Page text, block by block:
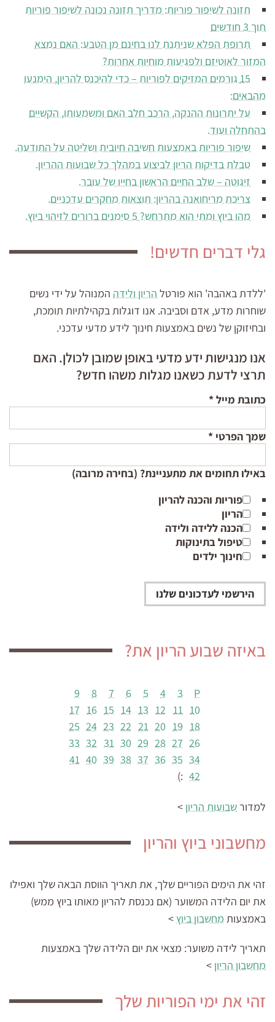
תזונה לשיפור פוריות: מדריך תזונה נכונה לשיפור פוריות
תוך 3 חודשים
תרופת הפלא שניתנת לנו בחינם מן הטבע: האם נמצא
המזור לאוטיזם ולפגיעות מוחיות אחרות?
15 גורמים המזיקים לפוריות – כדי להיכנס להריון, הימנעו
מהבאים:
על יתרונות ההנקה, הרכב חלב האם ומשמעותו, הקשיים
בהתחלה ועוד.
שיפור פוריות באמצעות חשיבה חיובית ושליטה על התודעה.
טבלת בדיקות הריון לביצוע במהלך כל שבועות ההריון.
זיגוטה – שלב החיים הראשון בחייו של עובר.
צריכת מריחואנה בהריון: תוצאות מחקרים עדכניים.
מהו ביוץ ומתי הוא מתרחש? 5 סימנים ברורים לזיהוי ביוץ.
גלי דברים חדשים!
'ללדת באהבה' הוא פורטל הריון ולידה המנוהל על ידי נשים
שוחרות מדע, אדם וסביבה. אנו דוגלות בקהילתיות תומכת,
ובחיזוקן של נשים באמצעות חינוך לידע מדעי עדכני.
אנו מנגישות ידע מדעי באופן שמובן לכולן. האם
תרצי לדעת כשאנו מגלות משהו חדש?
כתובת מייל*
שמך הפרטי *
באילו תחומים את מתעניינת? (בחירה מרובה)
פוריות והכנה להריון
הריון
הכנה ללידה ולידה
טיפול בתינוקות
חינוך ילדים
באיזה שבוע הריון את?
P
3
4
5
6
7
8
9
10
11
12
13
14
15
16
17
18
19
20
21
22
23
24
25
26
27
28
29
30
31
32
33
34
35
36
37
38
39
40
41
42
:)
למדורשבועות הריון >
מחשבוני ביוץ והריון
זהי את הימים הפוריים שלך, את תאריך הווסת הבאה שלך ואפילו
את יום הלידה המשוער (אם נכנסת להריון מאותו ביוץ ממש)
באמצעות מחשבון ביוץ >
תאריך לידה משוער: מצאי את יום הלידה שלך באמצעות
מחשבון הריון >
זהי את ימי הפוריות שלך